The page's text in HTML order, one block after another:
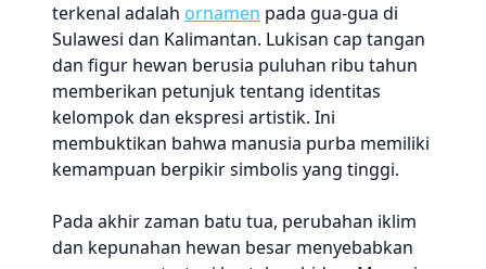
terkenal adalah ornamen pada gua-gua di
Sulawesi dan Kalimantan. Lukisan cap tangan
dan figur hewan berusia puluhan ribu tahun
memberikan petunjuk tentang identitas
kelompok dan ekspresi artistik. Ini
membuktikan bahwa manusia purba memiliki
kemampuan berpikir simbolis yang tinggi.
Pada akhir zaman batu tua, perubahan iklim
dan kepunahan hewan besar menyebabkan